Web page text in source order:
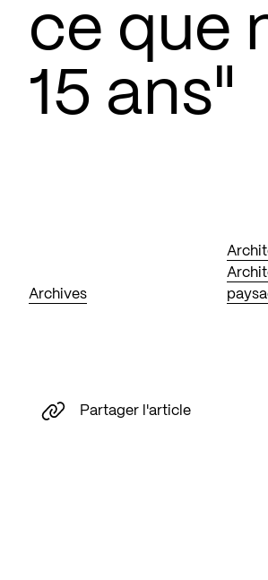
ce que
15 ans"
Archives
Partager l'article